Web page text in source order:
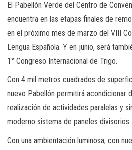
El Pabellón Verde del Centro de
encuentra en las etapas finales de
en el próximo mes de marzo del VIII
Lengua Española. Y en junio, será
1° Congreso Internacional de Trigo.
Con 4 mil metros cuadrados de
nuevo Pabellón permitirá acondicionar
realización de actividades paralelas y
moderno sistema de paneles divisorios.
Con una ambientación luminosa, con